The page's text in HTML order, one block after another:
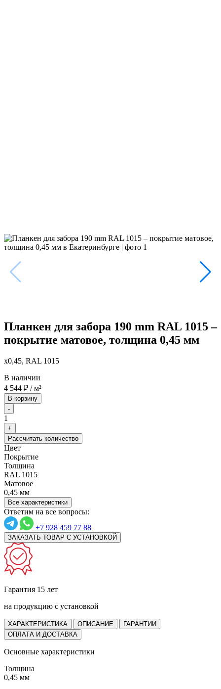
Планкен для забора 190 mm RAL 1015 –
покрытие матовое, толщина 0,45 мм
x0,45, RAL 1015
В наличии
4 544 ₽ / м²
В корзину
-
1
+
Рассчитать количество
Цвет
Покрытие
Толщина
RAL 1015
Матовое
0,45 мм
Все характеристики
Ответим на все вопросы:
+7 928 459 77 88
ЗАКАЗАТЬ ТОВАР С УСТАНОВКОЙ
Гарантия 15 лет
на продукцию с установкой
ХАРАКТЕРИСТИКА ОПИСАНИЕ
ГАРАНТИИ
ОПЛАТА И ДОСТАВКА
Основные характеристики
Толщина
0,45 мм